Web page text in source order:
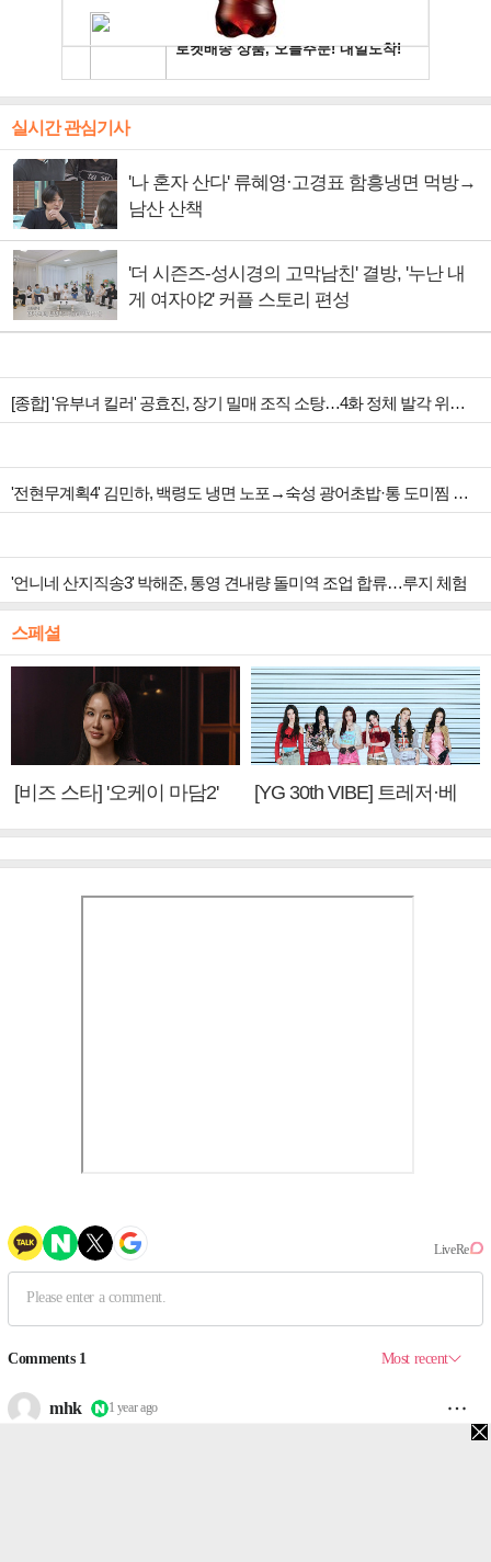
실시간 관심기사
'나 혼자 산다' 류혜영·고경표 함흥냉면 먹방→
남산 산책
'더 시즌즈-성시경의 고막남친' 결방, '누난 내
게 여자야2' 커플 스토리 편성
[종합] '유부녀 킬러' 공효진, 장기 밀매 조직 소탕…4화 정체 발각 위기 예고
'전현무계획4' 김민하, 백령도 냉면 노포→숙성 광어초밥·통 도미찜 맛집 탐방
'언니네 산지직송3' 박해준, 통영 견내량 돌미역 조업 합류…루지 체험
스페셜
[비즈 스타] '오케이 마담2'
[YG 30th VIBE] 트레저·베